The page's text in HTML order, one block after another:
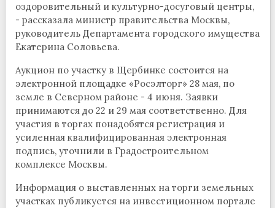
оздоровительный и культурно-досуговый центры,
- рассказала министр правительства Москвы,
руководитель Департамента городского имущества
Екатерина Соловьева.
Аукцион по участку в Щербинке состоится на
электронной площадке «Росэлторг» 28 мая, по
земле в Северном районе - 4 июня. Заявки
принимаются до 22 и 29 мая соответственно. Для
участия в торгах понадобятся регистрация и
усиленная квалифицированная электронная
подпись, уточнили в Градостроительном
комплексе Москвы.
Информация о выставленных на торги земельных
участках публикуется на инвестиционном портале